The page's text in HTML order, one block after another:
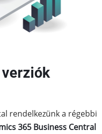
rendelkezünk a régebbi
365 Business Central